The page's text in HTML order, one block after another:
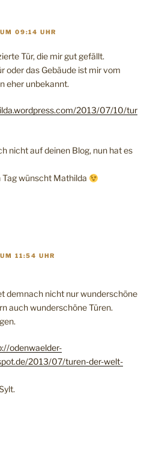
09:14 UHR
Tür, die mir gut gefällt.
oder das Gebäude ist mir vom
eher unbekannt.
2013/07/10/tur
nicht auf deinen Blog, nun hat es
Tag wünscht Mathilda
11:54 UHR
demnach nicht nur wunderschöne
auch wunderschöne Türen.
odenwaelder-
2013/07/turen-der-welt-